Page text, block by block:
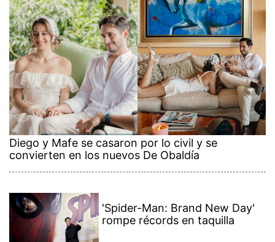
Diego y Mafe se casaron por lo civil y se
convierten en los nuevos De Obaldía
'Spider-Man: Brand New Day'
rompe récords en taquilla